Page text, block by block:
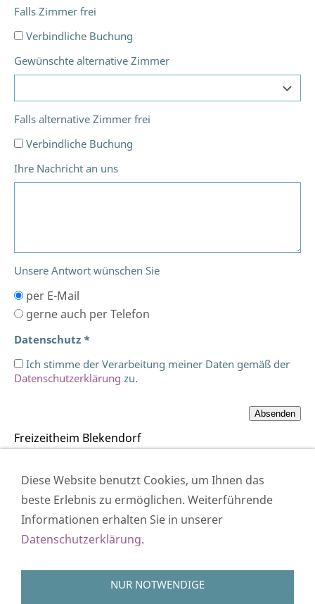
Falls Zimmer frei
Verbindliche Buchung
Gewünschte alternative Zimmer
Falls alternative Zimmer frei
Verbindliche Buchung
Ihre Nachricht an uns
Unsere Antwort wünschen Sie
per E-Mail
gerne auch per Telefon
Datenschutz *
Ich stimme der Verarbeitung meiner Daten gemäß der
Datenschutzerklärung zu.
Freizeitheim Blekendorf
24327 Blekendorf
Tel.: 04381 9056-0
Diese Website benutzt Cookies, um Ihnen das
beste Erlebnis zu ermöglichen. Weiterführende
Informationen erhalten Sie in unserer
Datenschutzerklärung.
NUR NOTWENDIGE